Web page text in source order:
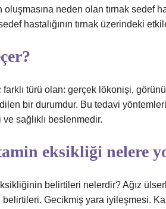
neden olan tırnak sedef
hastalığının tırnak üzerindeki
farklı türü olan: gerçek lökonişi,
bir durumdur. Bu tedavi
ve sağlıklı beslenmedir.
eksikliği nelere
belirtileri nelerdir? Ağız
Gecikmiş yara iyileşmesi.